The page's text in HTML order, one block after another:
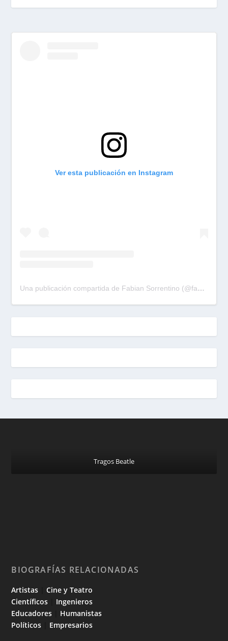
Ver esta publicación en Instagram
Una publicación compartida de Fabian Sorrentino (@fabiansonria)
Tragos Beatle
BIOGRAFÍAS RELACIONADAS
Artistas |Cine y Teatro
Científicos
Ingenieros
Educadores
Humanistas
Políticos
Empresarios